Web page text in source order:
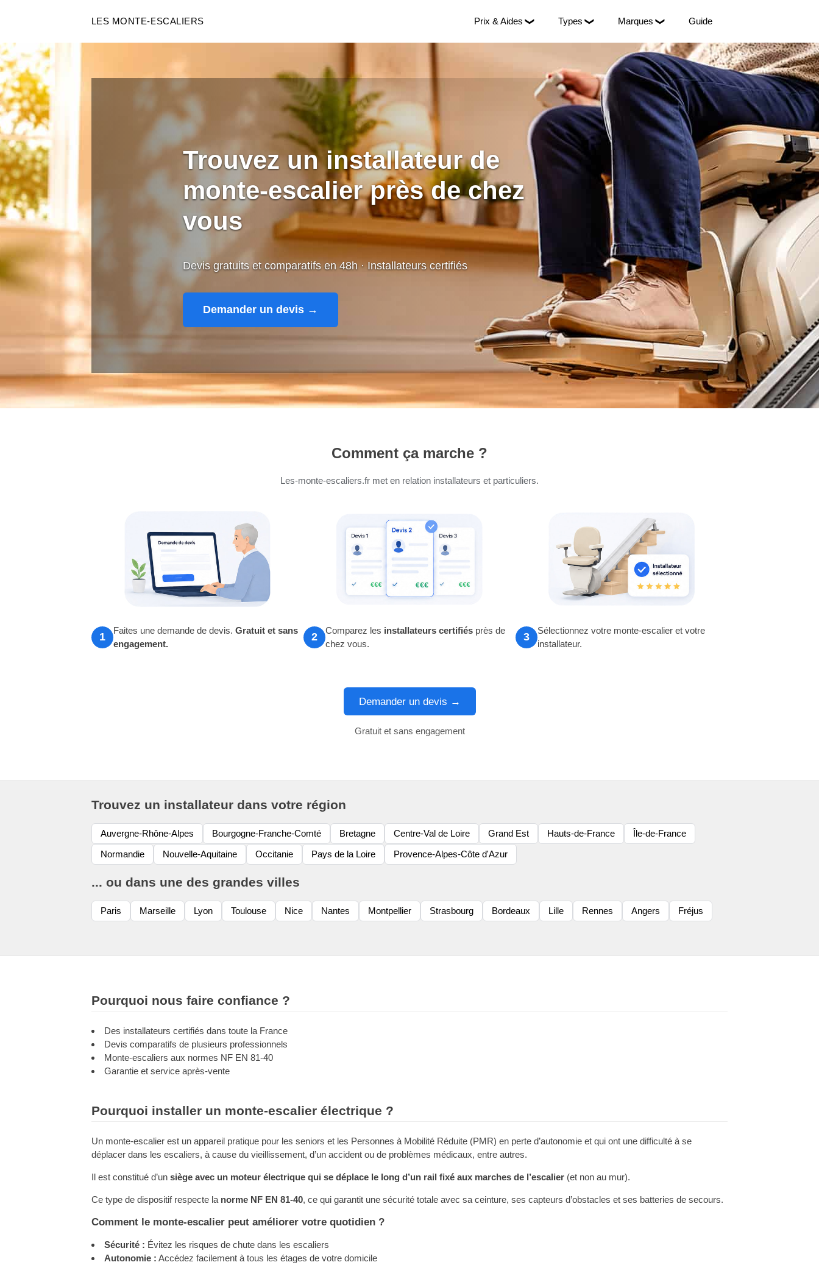
LES MONTE-ESCALIERS Prix & Aides Types Marques Guide
Trouvez un installateur de
monte-escalier près de chez
vous
Devis gratuits et comparatifs en 48h · Installateurs certifiés
Demander un devis →
Comment ça marche ?
Les-monte-escaliers.fr met en relation installateurs et particuliers.
1
Faites une demande de devis. Gratuit et sans
engagement.
2
Comparez les installateurs certifiés près de
chez vous.
3
Sélectionnez votre monte-escalier et votre
installateur.
Demander un devis →
Gratuit et sans engagement
Trouvez un installateur dans votre région
Auvergne-Rhône-Alpes Bourgogne-Franche-Comté Bretagne Centre-Val de Loire Grand Est Hauts-de-France
Île-de-France
Normandie
Nouvelle-Aquitaine Occitanie Pays de la Loire Provence-Alpes-Côte d'Azur
... ou dans une des grandes villes
Paris Marseille Lyon Toulouse Nice Nantes Montpellier Strasbourg Bordeaux Lille Rennes Angers Fréjus
Pourquoi nous faire confiance ?
Des installateurs certifiés dans toute la France
Devis comparatifs de plusieurs professionnels
Monte-escaliers aux normes NF EN 81-40
Garantie et service après-vente
Pourquoi installer un monte-escalier électrique ?
Un monte-escalier est un appareil pratique pour les seniors et les Personnes à Mobilité Réduite (PMR) en perte d’autonomie et qui ont une difficulté à se
déplacer dans les escaliers, à cause du vieillissement, d’un accident ou de problèmes médicaux, entre autres.
Il est constitué d’un siège avec un moteur électrique qui se déplace le long d’un rail fixé aux marches de l’escalier (et non au mur).
Ce type de dispositif respecte la norme NF EN 81-40, ce qui garantit une sécurité totale avec sa ceinture, ses capteurs d’obstacles et ses batteries de secours.
Comment le monte-escalier peut améliorer votre quotidien ?
Sécurité : Évitez les risques de chute dans les escaliers
Autonomie : Accédez facilement à tous les étages de votre domicile